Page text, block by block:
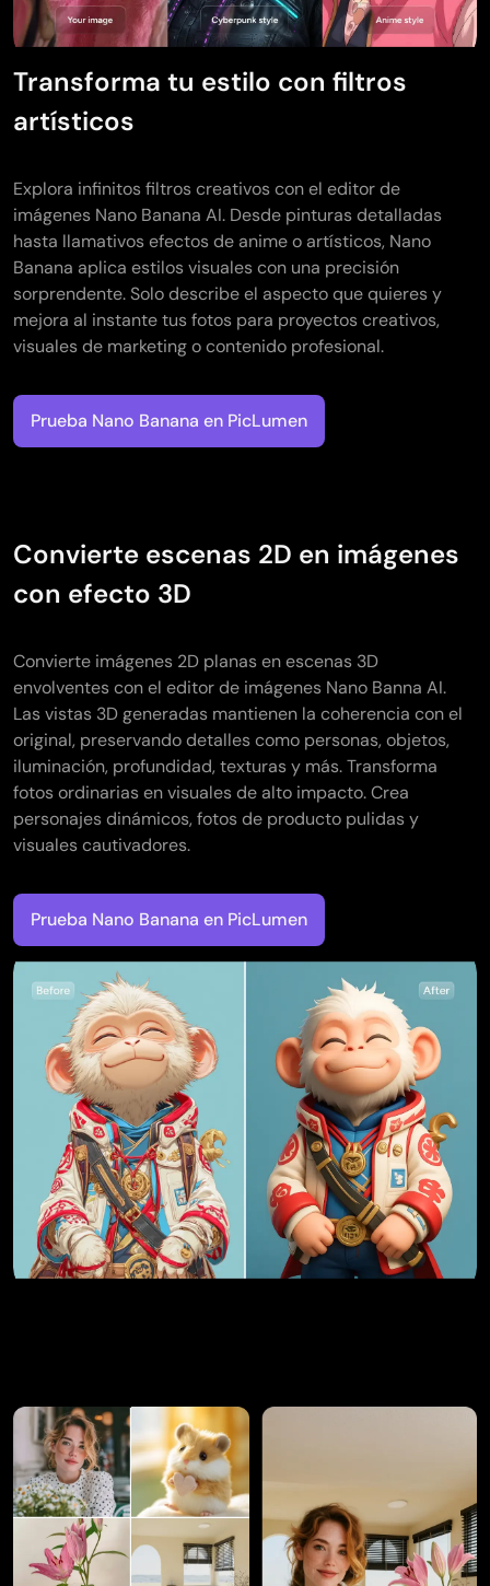
Transforma tu estilo con filtros
artísticos
Explora infinitos filtros creativos con el editor de
imágenes Nano Banana AI. Desde pinturas detalladas
hasta llamativos efectos de anime o artísticos, Nano
Banana aplica estilos visuales con una precisión
sorprendente. Solo describe el aspecto que quieres y
mejora al instante tus fotos para proyectos creativos,
visuales de marketing o contenido profesional.
Prueba Nano Banana en PicLumen
Convierte escenas 2D en imágenes
con efecto 3D
Convierte imágenes 2D planas en escenas 3D
envolventes con el editor de imágenes Nano Banna AI.
Las vistas 3D generadas mantienen la coherencia con el
original, preservando detalles como personas, objetos,
iluminación, profundidad, texturas y más. Transforma
fotos ordinarias en visuales de alto impacto. Crea
personajes dinámicos, fotos de producto pulidas y
visuales cautivadores.
Prueba Nano Banana en PicLumen